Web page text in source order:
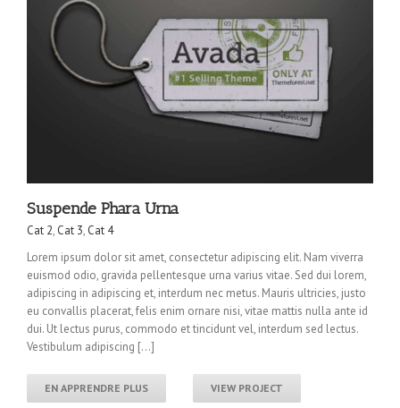
Suspende Phara Urna
Cat 2, Cat 3, Cat 4
Lorem ipsum dolor sit amet, consectetur adipiscing elit. Nam viverra
euismod odio, gravida pellentesque urna varius vitae. Sed dui lorem,
adipiscing in adipiscing et, interdum nec metus. Mauris ultricies, justo
eu convallis placerat, felis enim ornare nisi, vitae mattis nulla ante id
dui. Ut lectus purus, commodo et tincidunt vel, interdum sed lectus.
Vestibulum adipiscing […]
EN APPRENDRE PLUS VIEW PROJECT